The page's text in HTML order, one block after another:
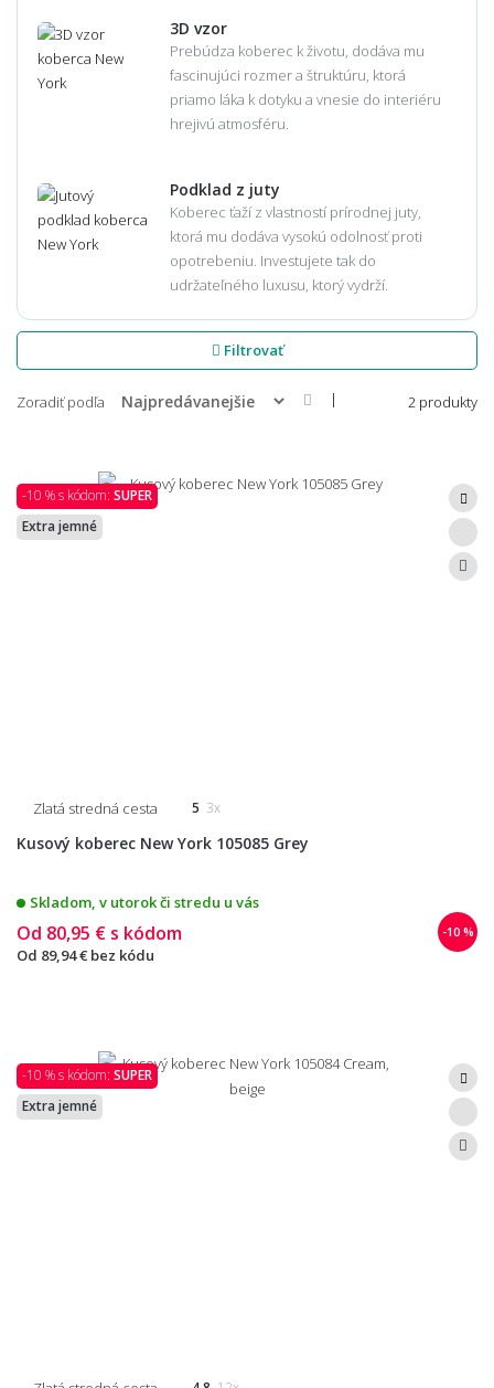
3D vzor
Prebúdza koberec k životu, dodáva mu
fascinujúci rozmer a štruktúru, ktorá
priamo láka k dotyku a vnesie do interiéru
hrejivú atmosféru.
Podklad z juty
Koberec ťaží z vlastností prírodnej juty,
ktorá mu dodáva vysokú odolnosť proti
opotrebeniu. Investujete tak do
udržateľného luxusu, ktorý vydrží.
Filtrovať
Zoradiť podľa | 2 produkty
-10 % s kódom: SUPER
Extra jemné
Zlatá stredná cesta 5 3x
Kusový koberec New York 105085 Grey
Skladom, v utorok či stredu u vás
-10 %
Od 80,95 € s kódom
Od 89,94 € bez kódu
-10 % s kódom: SUPER
Extra jemné